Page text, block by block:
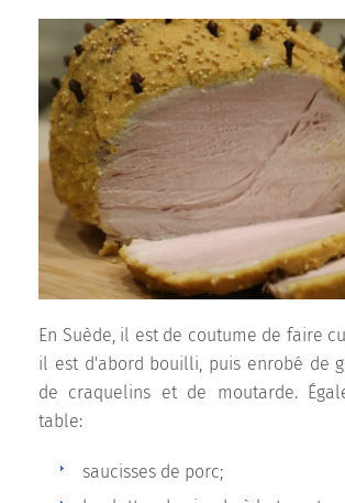
En Suède, il est de coutume de faire
il est d'abord bouilli, puis enrobé de
de craquelins et de moutarde.
table:
saucisses de porc;